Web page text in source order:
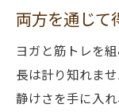
両方を通じて
ヨガと筋トレを
長は計り知れま
静けさを手に入